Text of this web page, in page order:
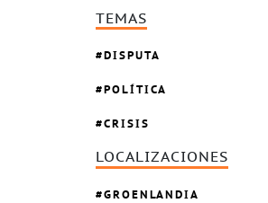
TEMAS
DISPUTA
POLÍTICA
CRISIS
LOCALIZACIONES
GROENLANDIA